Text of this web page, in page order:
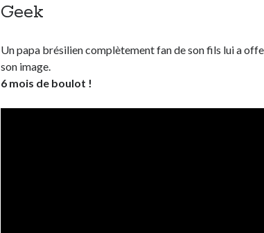
Geek
Un papa brésilien complètement fan de son fils lui a
son image.
6 mois de boulot !